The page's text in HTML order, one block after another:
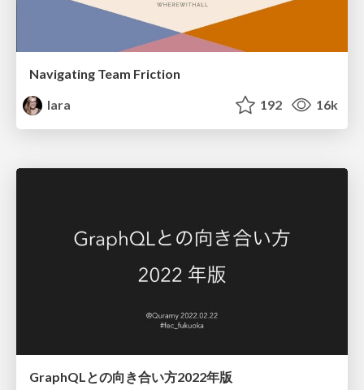
Navigating Team Friction
lara
192 16k
GraphQLとの向き合い方2022年版